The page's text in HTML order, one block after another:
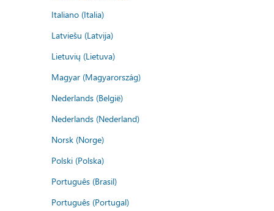
Italiano (Italia)
Latviešu (Latvija)
Lietuvių (Lietuva)
Magyar (Magyarország)
Nederlands (België)
Nederlands (Nederland)
Norsk (Norge)
Polski (Polska)
Português (Brasil)
Português (Portugal)